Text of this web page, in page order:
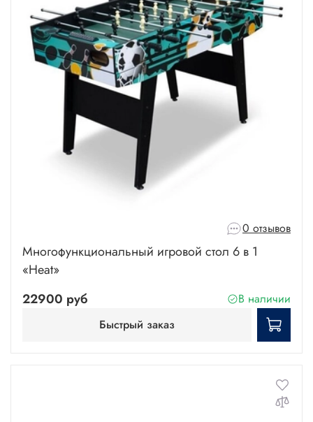
0 отзывов
Многофункциональный игровой стол 6 в 1
«Heat»
22900 руб
В наличии
Быстрый заказ